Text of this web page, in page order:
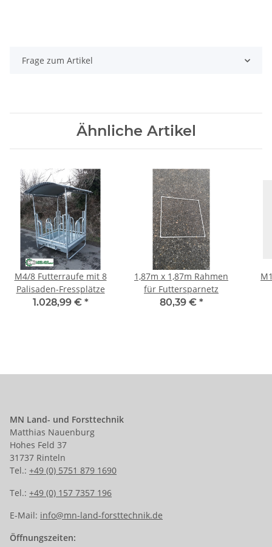
Frage zum Artikel
Ähnliche Artikel
M4/8 Futterraufe mit 8
Palisaden-Fressplätze
1.028,99 € *
1,87m x 1,87m Rahmen
für Futtersparnetz
80,39 € *
MN Land- und Forsttechnik
Matthias Nauenburg
Hohes Feld 37
31737 Rinteln
Tel.: +49 (0) 5751 879 1690
Tel.: +49 (0) 157 7357 196
E-Mail: info@mn-land-forsttechnik.de
Öffnungszeiten: